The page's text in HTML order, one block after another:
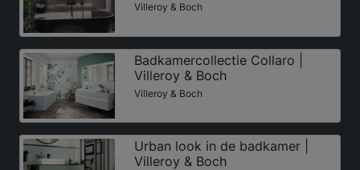
Villeroy & Boch
Badkamercollectie Collaro |
Villeroy & Boch
Villeroy & Boch
Urban look in de badkamer |
Villeroy & Boch